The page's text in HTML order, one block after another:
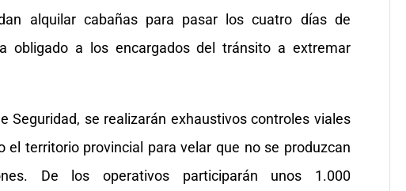
alquilar cabañas para pasar los cuatro días de
obligado a los encargados del tránsito a extremar
se realizarán exhaustivos controles viales
territorio provincial para velar que no se produzcan
De los operativos participarán unos 1.000